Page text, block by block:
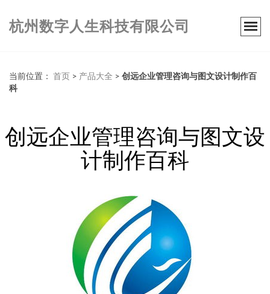
杭州数字人生科技有限公司
当前位置： 首页 > 产品大全 > 创远企业管理咨询与图文设计制作百
科
创远企业管理咨询与图文设
计制作百科